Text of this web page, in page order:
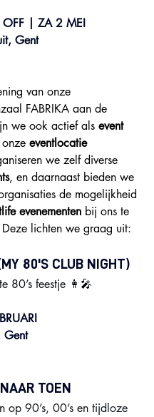
OFF | ZA 2 MEI
Gent
van onze
FABRIKA aan de
we ook actief als event
eventlocatie
we zelf diverse
, en daarnaast bieden we
de mogelijkheid
evenementen bij ons te
lichten we graag uit:
80'S CLUB NIGHT)
80’s feestje 👩‍🎤
Gent
TOEN
op 90’s, 00’s en tijdloze